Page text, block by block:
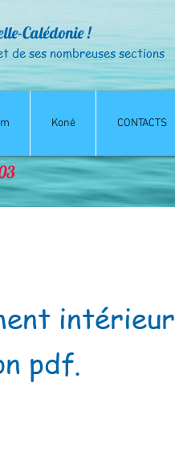
Calédonie !
de ses nombreuses sections
Koné CONTACTS
intérieur
pdf.